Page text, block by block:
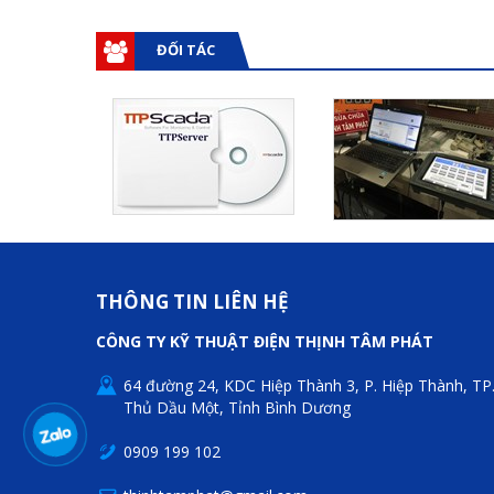
ĐỐI TÁC
THÔNG TIN LIÊN HỆ
CÔNG TY KỸ THUẬT ĐIỆN THỊNH TÂM PHÁT
64 đường 24, KDC Hiệp Thành 3, P. Hiệp Thành, TP.
Thủ Dầu Một, Tỉnh Bình Dương
0909 199 102